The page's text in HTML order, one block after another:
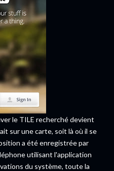
le TILE recherché devient
sur une carte, soit là où il se
a été enregistrée par
utilisant l'application
du système, toute la